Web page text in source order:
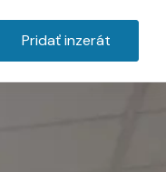
Pridať inzerát